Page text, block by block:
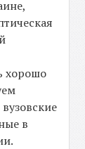
хорошо
в